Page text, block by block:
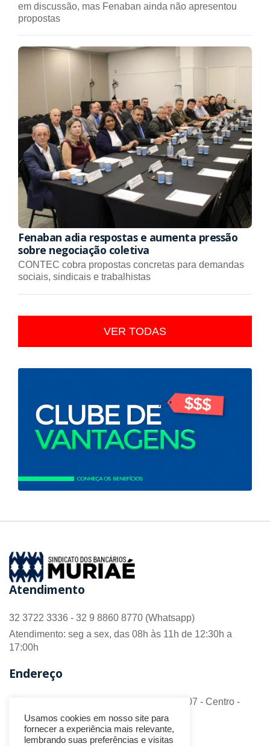
em discussão, mas Fenaban ainda não apresentou
propostas
Fenaban adia respostas e aumenta pressão
sobre negociação coletiva
CONTEC cobra propostas concretas para demandas
sociais, sindicais e trabalhistas
VER TODAS
Atendimento
32 3722 3336 - 32 9 8860 8770 (Whatsapp)
Atendimento: seg a sex, das 08h às 11h de 12:30h a
17:00h
Endereço
R. Barão do Monte Alto nº 70 - Sala 306/307 - Centro -
CEP 36.880-018 - Muriaé/MG
Redes Sociais
Usamos cookies em nosso site para
fornecer a experiência mais relevante,
lembrando suas preferências e visitas